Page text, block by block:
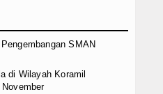
SMAN
di Wilayah Koramil